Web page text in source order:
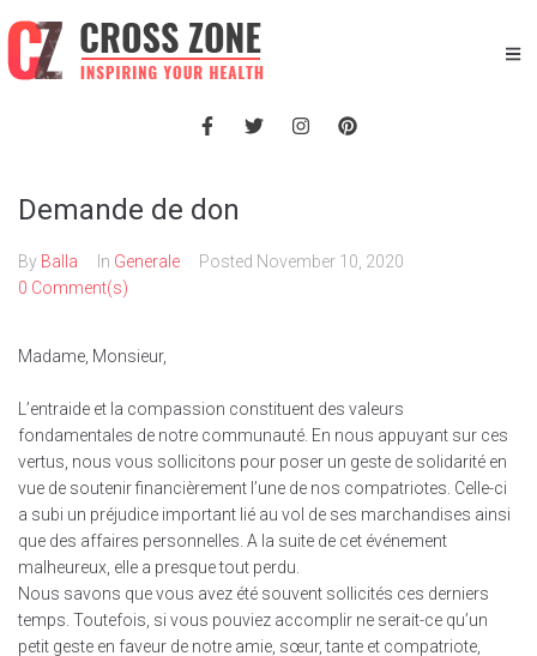
Demande de don
By Balla In Generale Posted November 10, 2020
0 Comment(s)
Madame, Monsieur,
L’entraide et la compassion constituent des valeurs
fondamentales de notre communauté. En nous appuyant sur ces
vertus, nous vous sollicitons pour poser un geste de solidarité en
vue de soutenir financièrement l’une de nos compatriotes. Celle-ci
a subi un préjudice important lié au vol de ses marchandises ainsi
que des affaires personnelles. A la suite de cet événement
malheureux, elle a presque tout perdu.
Nous savons que vous avez été souvent sollicités ces derniers
temps. Toutefois, si vous pouviez accomplir ne serait-ce qu’un
petit geste en faveur de notre amie, sœur, tante et compatriote,